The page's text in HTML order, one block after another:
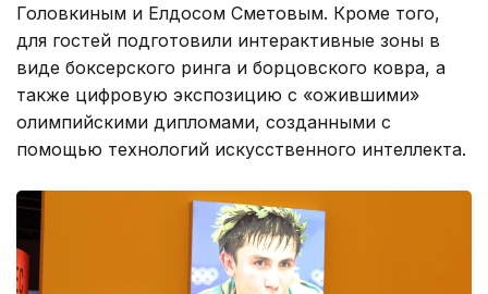
Головкиным и Елдосом Сметовым. Кроме того,
для гостей подготовили интерактивные зоны в
виде боксерского ринга и борцовского ковра, а
также цифровую экспозицию с «ожившими»
олимпийскими дипломами, созданными с
помощью технологий искусственного интеллекта.